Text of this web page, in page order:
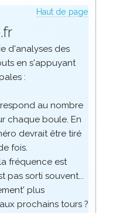
Haut de page
d'analyses des
en s'appuyant
:
au nombre
chaque boule. En
devrait être tiré
fois.
fréquence est
pas sorti souvent...
plus
prochains tours ?